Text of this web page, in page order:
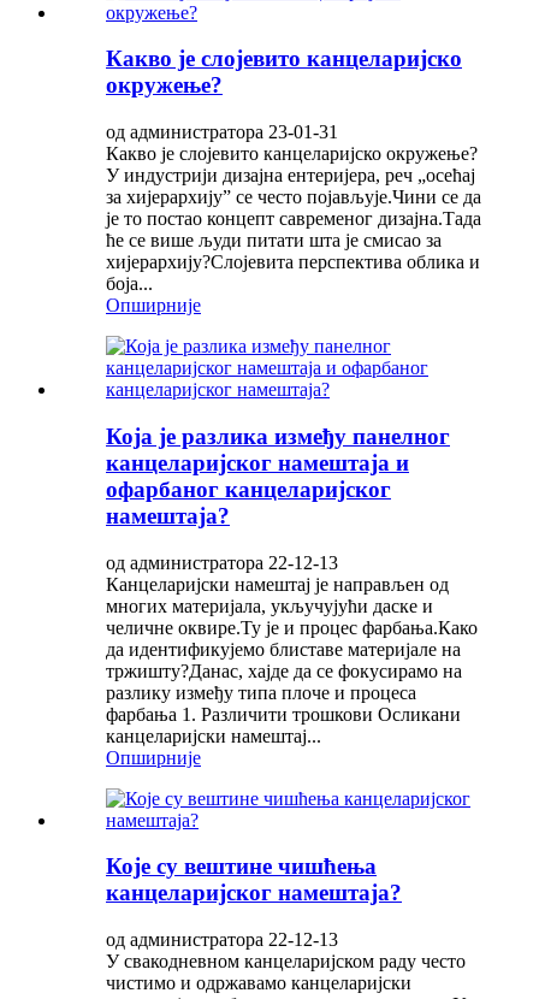
Какво је слојевито канцеларијско
окружење?
од администратора 23-01-31
Какво је слојевито канцеларијско окружење?
У индустрији дизајна ентеријера, реч „осећај
за хијерархију” се често појављује.Чини се да
је то постао концепт савременог дизајна.Тада
ће се више људи питати шта је смисао за
хијерархију?Слојевита перспектива облика и
боја...
Опширније
Која је разлика између панелног
канцеларијског намештаја и
офарбаног канцеларијског
намештаја?
од администратора 22-12-13
Канцеларијски намештај је направљен од
многих материјала, укључујући даске и
челичне оквире.Ту је и процес фарбања.Како
да идентификујемо блиставе материјале на
тржишту?Данас, хајде да се фокусирамо на
разлику између типа плоче и процеса
фарбања 1. Различити трошкови Осликани
канцеларијски намештај...
Опширније
Које су вештине чишћења
канцеларијског намештаја?
од администратора 22-12-13
У свакодневном канцеларијском раду често
чистимо и одржавамо канцеларијски